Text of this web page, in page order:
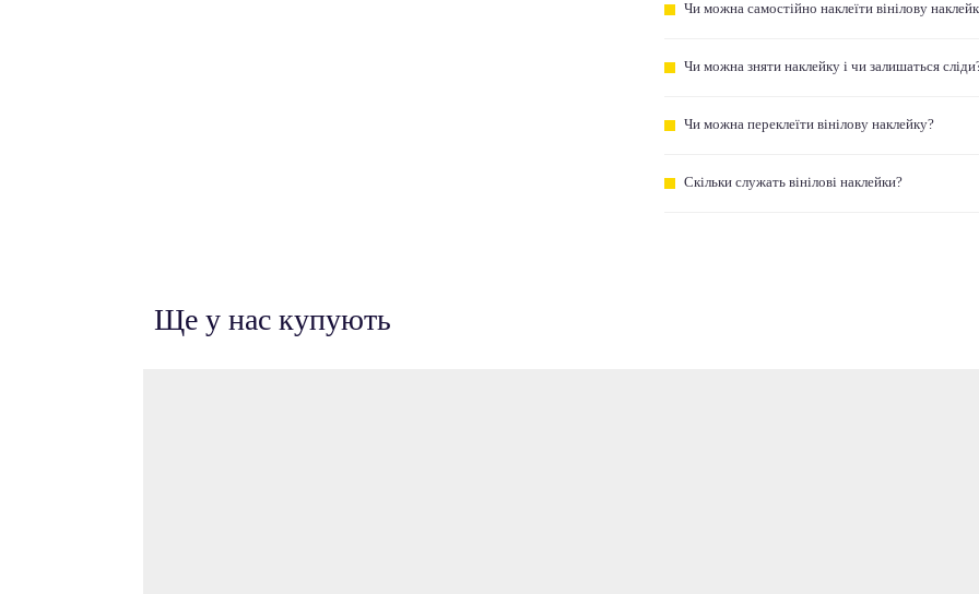
Чи можна самостійно наклеїти вінілову
Чи можна зняти наклейку і чи залишаться
Чи можна переклеїти вінілову наклейку?
Скільки служать вінілові наклейки?
Ще у нас купують